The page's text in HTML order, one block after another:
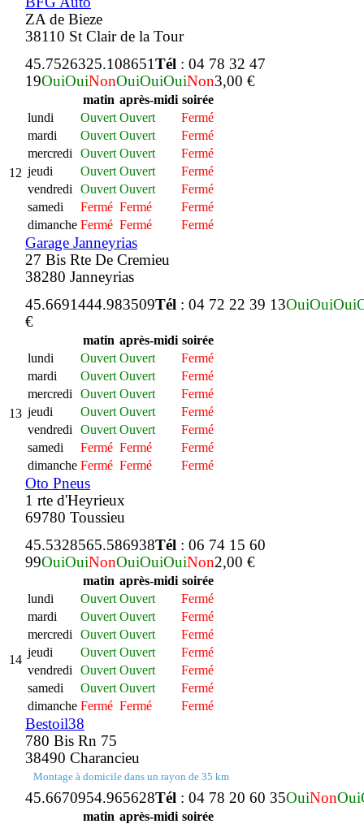
ZA de Bieze
38110 St Clair de la Tour
12
45.7526325.108651Tél : 04 78 32 47
19OuiOuiNonOuiOuiOuiNon3,00 €
matin après-midi soirée
lundi
Ouvert Ouvert
Fermé
mardi
Ouvert Ouvert
Fermé
mercredi
Ouvert Ouvert
Fermé
jeudi
Ouvert Ouvert
Fermé
vendredi
Ouvert Ouvert
Fermé
samedi
Fermé Fermé
Fermé
dimanche Fermé Fermé Fermé
Garage Janneyrias
27 Bis Rte De Cremieu
38280 Janneyrias
13
45.6691444.983509Tél : 04 72 22 39 13OuiOuiOui
€
matin après-midi soirée
lundi
Ouvert Ouvert
Fermé
mardi
Ouvert Ouvert
Fermé
mercredi
Ouvert Ouvert
Fermé
jeudi
Ouvert Ouvert
Fermé
vendredi
Ouvert Ouvert
Fermé
samedi
Fermé Fermé
Fermé
dimanche Fermé Fermé Fermé
Oto Pneus
1 rte d'Heyrieux
69780 Toussieu
14
45.5328565.586938Tél : 06 74 15 60
99OuiOuiNonOuiOuiOuiNon2,00 €
matin après-midi soirée
lundi
Ouvert Ouvert
Fermé
mardi
Ouvert Ouvert
Fermé
mercredi
Ouvert Ouvert
Fermé
jeudi
Ouvert Ouvert
Fermé
vendredi
Ouvert Ouvert
Fermé
samedi
Ouvert Ouvert
Fermé
dimanche Fermé Fermé Fermé
Bestoil38
780 Bis Rn 75
38490 Charancieu
Montage à domicile dans un rayon de 35 km
45.6670954.965628Tél : 04 78 20 60 35OuiNonOui
matin après-midi soirée